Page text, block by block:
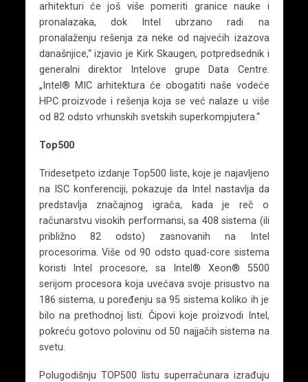
arhitekturi će još više pomeriti granice nauke i
pronalazaka, dok Intel ubrzano radi na
pronalaženju rešenja za neke od najvećih izazova
današnjice,“ izjavio je Kirk Skaugen, potpredsednik i
generalni direktor Intelove grupe Data Centre.
„Intel® MIC arhitektura će obogatiti naše vodeće
HPC proizvode i rešenja koja se već nalaze u više
od 82 odsto vrhunskih svetskih superkompjutera.“
Top500
Tridesetpeto izdanje Top500 liste, koje je najavljeno
na ISC konferenciji, pokazuje da Intel nastavlja da
predstavlja značajnog igrača, kada je reč o
računarstvu visokih performansi, sa 408 sistema (ili
približno 82 odsto) zasnovanih na Intel
procesorima. Više od 90 odsto quad-core sistema
koristi Intel procesore, sa Intel® Xeon® 5500
serijom procesora koja uvećava svoje prisustvo na
186 sistema, u poređenju sa 95 sistema koliko ih je
bilo na prethodnoj listi. Čipovi koje proizvodi Intel,
pokreću gotovo polovinu od 50 najjačih sistema na
svetu.
Polugodišnju TOP500 listu superračunara izrađuju